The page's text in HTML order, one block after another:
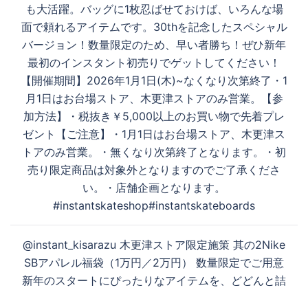
も大活躍。バッグに1枚忍ばせておけば、いろんな場
面で頼れるアイテムです。30thを記念したスペシャル
バージョン！数量限定のため、早い者勝ち！ぜひ新年
最初のインスタント初売りでゲットしてください！
【開催期間】2026年1月1日(木)~なくなり次第終了・1
月1日はお台場ストア、木更津ストアのみ営業。【参
加方法】・税抜き￥5,000以上のお買い物で先着プレ
ゼント【ご注意】・1月1日はお台場ストア、木更津ス
トアのみ営業。・無くなり次第終了となります。・初
売り限定商品は対象外となりますのでご了承くださ
い。・店舗企画となります。
#instantskateshop#instantskateboards
@instant_kisarazu 木更津ストア限定施策 其の2Nike
SBアパレル福袋（1万円／2万円） 数量限定でご用意️
新年のスタートにぴったりなアイテムを、どどんと詰